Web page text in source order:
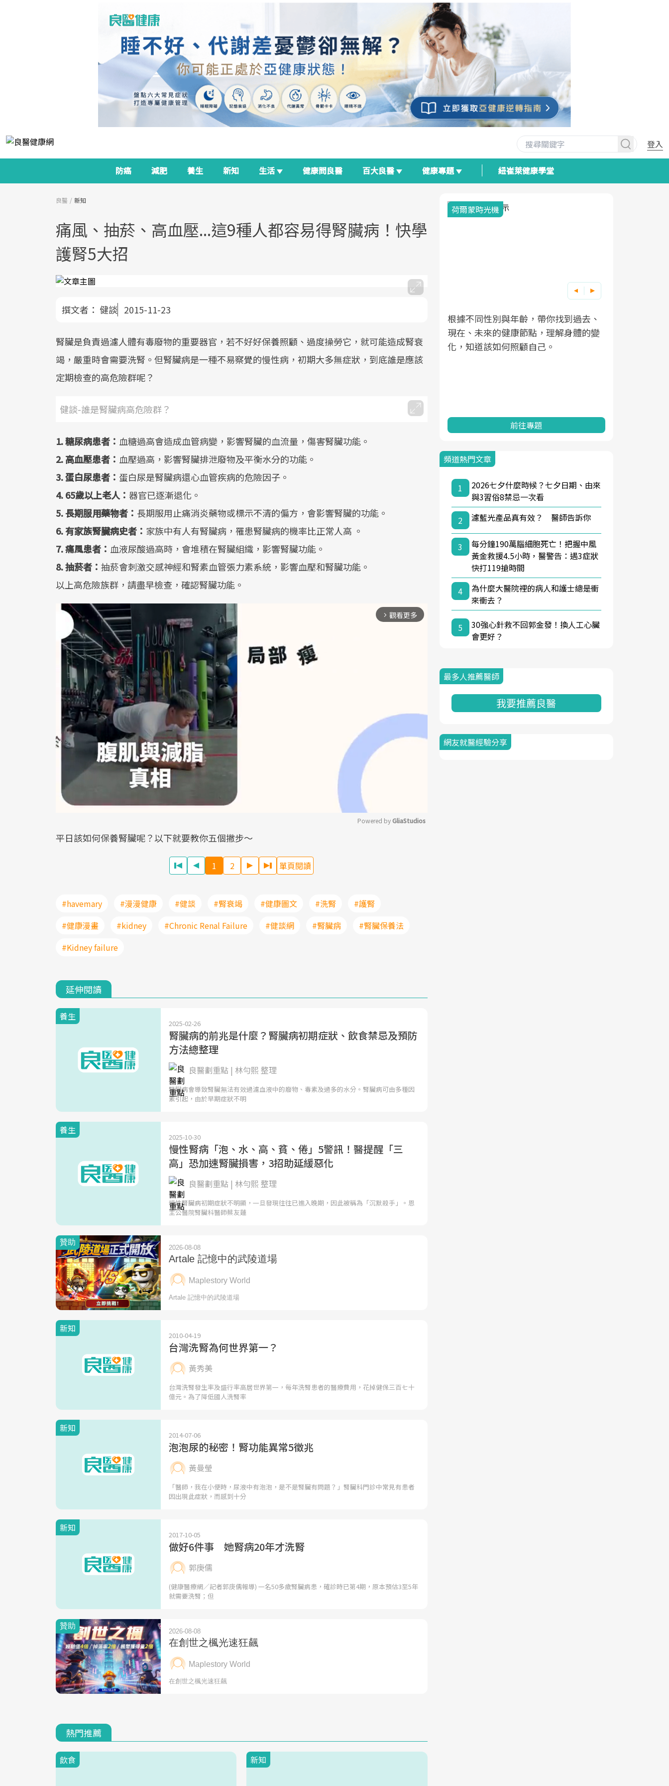
登入
防癌 減肥 養生 新知 生活 健康問良醫 百大良醫 健康專題 紐崔萊健康學堂
良醫 新知
痛風、抽菸、高血壓...這9種人都容易得腎臟病！快學
護腎5大招
撰文者： 健談 2015-11-23
腎臟是負責過濾人體有毒廢物的重要器官，若不好好保養照顧、過度操勞它，就可能造成腎衰
竭，嚴重時會需要洗腎。但腎臟病是一種不易察覺的慢性病，初期大多無症狀，到底誰是應該
定期檢查的高危險群呢？
健談-誰是腎臟病高危險群？
1.糖尿病患者： 血糖過高會造成血管病變，影響腎臟的血流量，傷害腎臟功能。
2.高血壓患者： 血壓過高，影響腎臟排泄廢物及平衡水分的功能。
3.蛋白尿患者： 蛋白尿是腎臟病還心血管疾病的危險因子。
4. 65歲以上老人： 器官已逐漸退化。
5.長期服用藥物者： 長期服用止痛消炎藥物或標示不清的偏方，會影響腎臟的功能。
6.有家族腎臟病史者： 家族中有人有腎臟病，罹患腎臟病的機率比正常人高 。
7.痛風患者： 血液尿酸過高時，會堆積在腎臟組織，影響腎臟功能。
8.抽菸者： 抽菸會刺激交感神經和腎素血管張力素系統，影響血壓和腎臟功能。
以上高危險族群，請盡早檢查，確認腎臟功能。
arrow_forward_ios 觀看更多
Powered by GliaStudios
平日該如何保養腎臟呢？以下就要教你五個撇步～
1 2 單頁閱讀
#havemary #漫漫健康 #健談 #腎衰竭 #健康圖文 #洗腎
#護腎
#健康漫畫
#kidney #Chronic Renal Failure #健談網 #腎臟病
#腎臟保養法
#Kidney failure
延伸閱讀
養生
2025-02-26
腎臟病的前兆是什麼？腎臟病初期症狀、飲食禁忌及預防
方法總整理
良醫劃重點 | 林勻熙 整理
腎臟病會導致腎臟無法有效過濾血液中的廢物、毒素及過多的水分。腎臟病可由多種因
素引起，由於早期症狀不明
養生
2025-10-30
慢性腎病「泡、水、高、貧、倦」5警訊！醫提醒「三
高」恐加速腎臟損害，3招助延緩惡化
良醫劃重點 | 林勻熙 整理
慢性腎臟病初期症狀不明顯，一旦發現往往已進入晚期，因此被稱為「沉默殺手」。恩
主公醫院腎臟科醫師蔡友蓮
新知
2010-04-19
台灣洗腎為何世界第一？
黃秀美
台灣洗腎發生率及盛行率高居世界第一，每年洗腎患者的醫療費用，花掉健保三百七十
億元。為了降低國人洗腎率
新知
2014-07-06
泡泡尿的秘密！腎功能異常5徵兆
黃曼瑩
「醫師，我在小便時，尿液中有泡泡，是不是腎臟有問題？」腎臟科門診中常見有患者
因出現此症狀，而感到十分
新知
2017-10-05
做好6件事 她腎病20年才洗腎
郭庚儒
(健康醫療網／記者郭庚儒報導) 一名50多歲腎臟病患，確診時已第4期，原本預估3至5年
就需要洗腎；但
熱門推薦
飲食 新知
政策如「健康台灣推動委員會」與「長
照3.0」的推進，「預防醫學」已成全民
狀況、啟動健康管理的重要起點。
全面啟動你的健康革命！
建立對亞健康的認知，進而引導實際的
改善行動。
荷爾蒙時光機
根據不同性別與年齡，帶你找到過去、
現在、未來的健康節點，理解身體的變
化，知道該如何照顧自己。
前往專題
頻道熱門文章
1
2026七夕什麼時候？七夕日期、由來
與3習俗8禁忌一次看
2
濾藍光產品真有效？ 醫師告訴你
3
每分鐘190萬腦細胞死亡！把握中風
黃金救援4.5小時，醫警告：遇3症狀
快打119搶時間
4
為什麼大醫院裡的病人和護士總是衝
來衝去？
5
30強心針救不回郭金發！換人工心臟
會更好？
最多人推薦醫師
我要推薦良醫
網友就醫經驗分享